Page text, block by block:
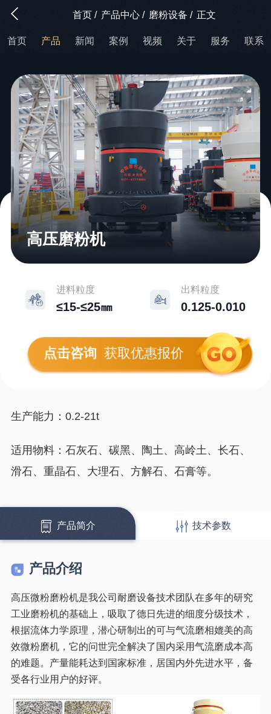
首页 / 产品中心 / 磨粉设备 / 正文
首页 产品 新闻 案例 视频 关于 服务 联系
高压磨粉机
进料粒度
≤15-≤25㎜
出料粒度
0.125-0.010
点击咨询 获取优惠报价
生产能力：0.2-21t
适用物料：石灰石、碳黑、陶土、高岭土、长石、
滑石、重晶石、大理石、方解石、石膏等。
产品简介 技术参数
产品介绍
高压微粉磨粉机是我公司耐磨设备技术团队在多年的研究
工业磨粉机的基础上，吸取了德日先进的细度分级技术，
根据流体力学原理，潜心研制出的可与气流磨相媲美的高
效微粉磨机，它的问世完全解决了国内采用气流磨成本高
的难题。产量能耗达到国家标准，居国内外先进水平，备
受各行业用户的好评。